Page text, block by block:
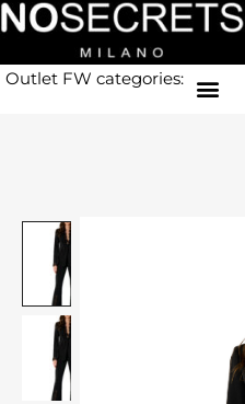
Outlet FW categories: